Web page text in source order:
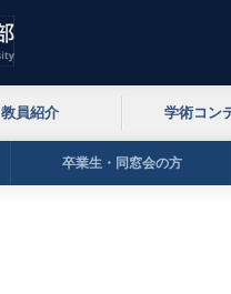
教員紹介 学術コン
卒業生・同窓会の方